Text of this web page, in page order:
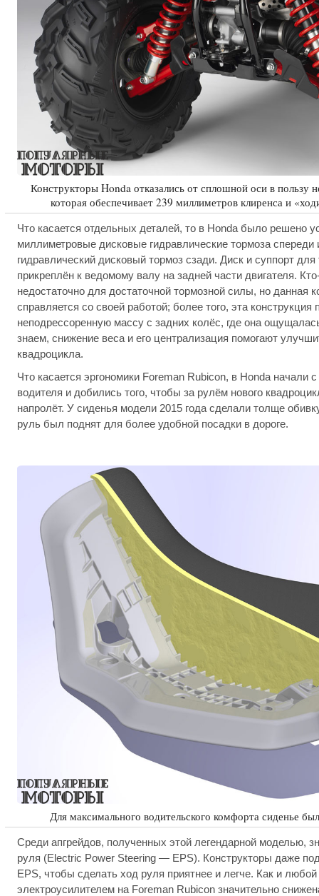
Конструкторы Honda отказались от сплошной оси в пользу
которая обеспечивает 239 миллиметров клиренса и
Что касается отдельных деталей, то в Honda было решено
миллиметровые дисковые гидравлические тормоза
гидравлический дисковый тормоз сзади. Диск и суппорт
прикреплён к ведомому валу на задней части двигателя.
недостаточно для достаточной тормозной силы, но данная
справляется со своей работой; более того, эта конструкция
неподрессоренную массу с задних колёс, где она
знаем, снижение веса и его централизация помогают
квадроцикла.
Что касается эргономики Foreman Rubicon, в Honda начали
водителя и добились того, чтобы за рулём нового
напролёт. У сиденья модели 2015 года сделали толще
руль был поднят для более удобной посадки в дороге.
Для максимального водительского комфорта сиденье
Среди апгрейдов, полученных этой легендарной моделью,
руля (Electric Power Steering — EPS). Конструкторы даже
EPS, чтобы сделать ход руля приятнее и легче. Как и
электроусилителем на Foreman Rubicon значительно